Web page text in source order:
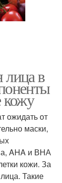
в
кожу
ожидать от
маски,
AHA и ВНА
кожи. За
Такие